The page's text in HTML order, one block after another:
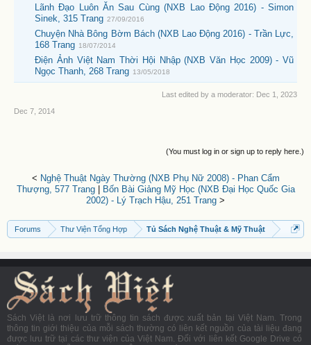
Lãnh Đạo Luôn Ăn Sau Cùng (NXB Lao Động 2016) - Simon
Sinek, 315 Trang 27/09/2016
Chuyện Nhà Bông Bờm Bách (NXB Lao Động 2016) - Trần Lực,
168 Trang 18/07/2014
Điện Ảnh Việt Nam Thời Hội Nhập (NXB Văn Học 2009) - Vũ
Ngọc Thanh, 268 Trang 13/05/2018
Last edited by a moderator: Dec 1, 2023
Dec 7, 2014
(You must log in or sign up to reply here.)
< Nghệ Thuật Ngày Thường (NXB Phụ Nữ 2008) - Phan Cẩm
Thượng, 577 Trang|
Bốn Bài Giảng Mỹ Học (NXB Đại Học Quốc Gia
2002) - Lý Trạch Hậu, 251 Trang >
Forums Thư Viện Tổng Hợp Tủ Sách Nghệ Thuật & Mỹ Thuật
Sách Việt là nơi lưu trữ thông tin sách được xuất bản tại Việt Nam. Trong
thông tin giới thiệu của mỗi sách thường có liên kết nguồn của tài liệu đang
được lưu trữ tại các thư viện của Việt Nam. Đối với liên kết Google Drive có